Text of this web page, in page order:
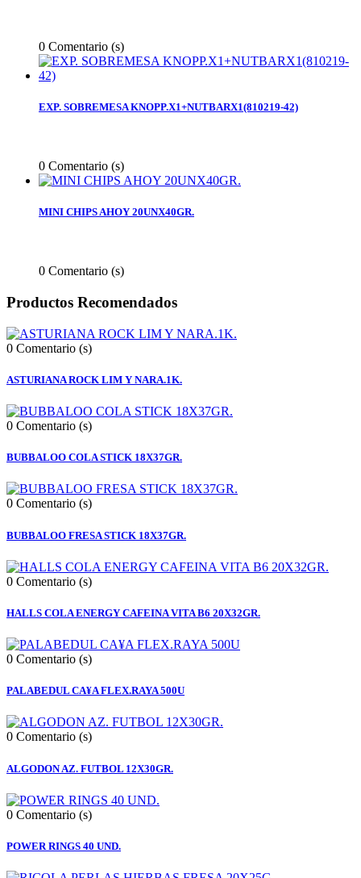
0 Comentario (s)
EXP. SOBREMESA KNOPP.X1+NUTBARX1(810219-42)
0 Comentario (s)
MINI CHIPS AHOY 20UNX40GR.
0 Comentario (s)
Productos Recomendados
0 Comentario (s)
ASTURIANA ROCK LIM Y NARA.1K.
0 Comentario (s)
BUBBALOO COLA STICK 18X37GR.
0 Comentario (s)
BUBBALOO FRESA STICK 18X37GR.
0 Comentario (s)
HALLS COLA ENERGY CAFEINA VITA B6 20X32GR.
0 Comentario (s)
PALABEDUL CA¥A FLEX.RAYA 500U
0 Comentario (s)
ALGODON AZ. FUTBOL 12X30GR.
0 Comentario (s)
POWER RINGS 40 UND.